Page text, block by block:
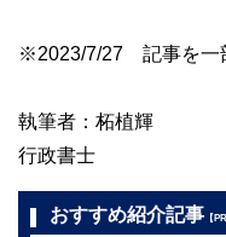
※2023/7/27 記事を一
執筆者：柘植輝
行政書士
おすすめ紹介記事 【